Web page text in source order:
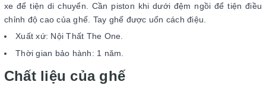
xe để tiện di chuyển. Cần piston khi dưới đệm ngồi để tiện điều
chỉnh độ cao của ghế. Tay ghế được uốn cách điệu.
Xuất xứ: Nội Thất The One.
Thời gian bảo hành: 1 năm.
Chất liệu của ghế